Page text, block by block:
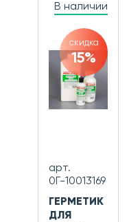
В наличии
скидка
15%
арт.
0Г-10013169
ГЕРМЕТИК
ДЛЯ